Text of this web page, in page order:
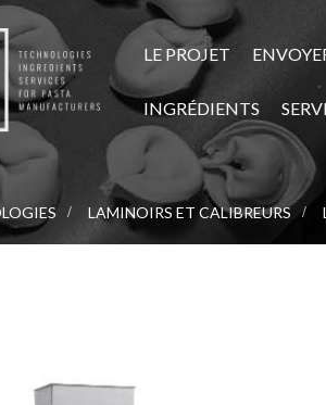
LE PROJET
INGRÉDIENTS
> LAMINOIRS ET CALIBREURS >